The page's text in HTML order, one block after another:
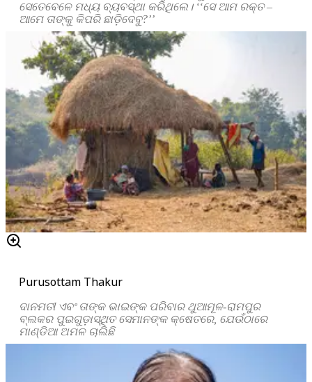
ସେତେବେଳେ ମଧ୍ୟ ବ୍ୟବସ୍ଥା କରିଥିଲେ। ‘‘ସେ ଆମ ରକ୍ତ –
ଆମେ ତାଙ୍କୁ କିପରି ଛାଡ଼ିଦେବୁ?’’
Purusottam Thakur
ଦାନମତୀ ଏବଂ ତାଙ୍କ ଭାଇଙ୍କ ପରିବାର ଥୁଆମୂଳ-ରାମପୁର
ବ୍ଲକର ପୁଇଗୁଡ଼ାସ୍ଥିତ ସେମାନଙ୍କ କ୍ଷେତରେ, ଯେଉଁଠାରେ
ମାଣ୍ଡିଆ ଅମଳ ଚାଲିଛି